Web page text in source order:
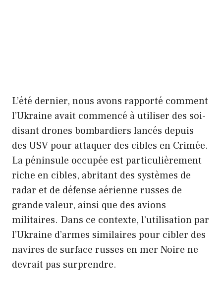
L’été dernier, nous avons rapporté comment
l’Ukraine avait commencé à utiliser des soi-
disant drones bombardiers lancés depuis
des USV pour attaquer des cibles en Crimée.
La péninsule occupée est particulièrement
riche en cibles, abritant des systèmes de
radar et de défense aérienne russes de
grande valeur, ainsi que des avions
militaires. Dans ce contexte, l’utilisation par
l’Ukraine d’armes similaires pour cibler des
navires de surface russes en mer Noire ne
devrait pas surprendre.